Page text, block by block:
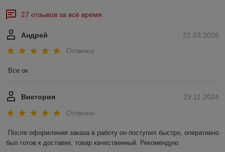
27 отзывов за всё время
22.03.2026
Андрей
Отлично
Все ок
29.11.2024
Виктория
Отлично
После оформления заказа в работу он поступил быстро, оперативно
был готов к доставке, товар качественный. Рекомендую.